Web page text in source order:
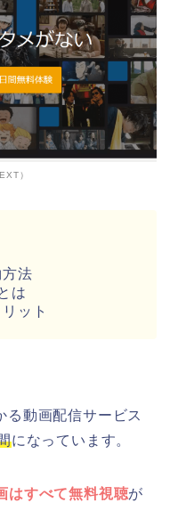
）
法
は
ット
動画配信サービス
になっています。
はすべて無料視聴が